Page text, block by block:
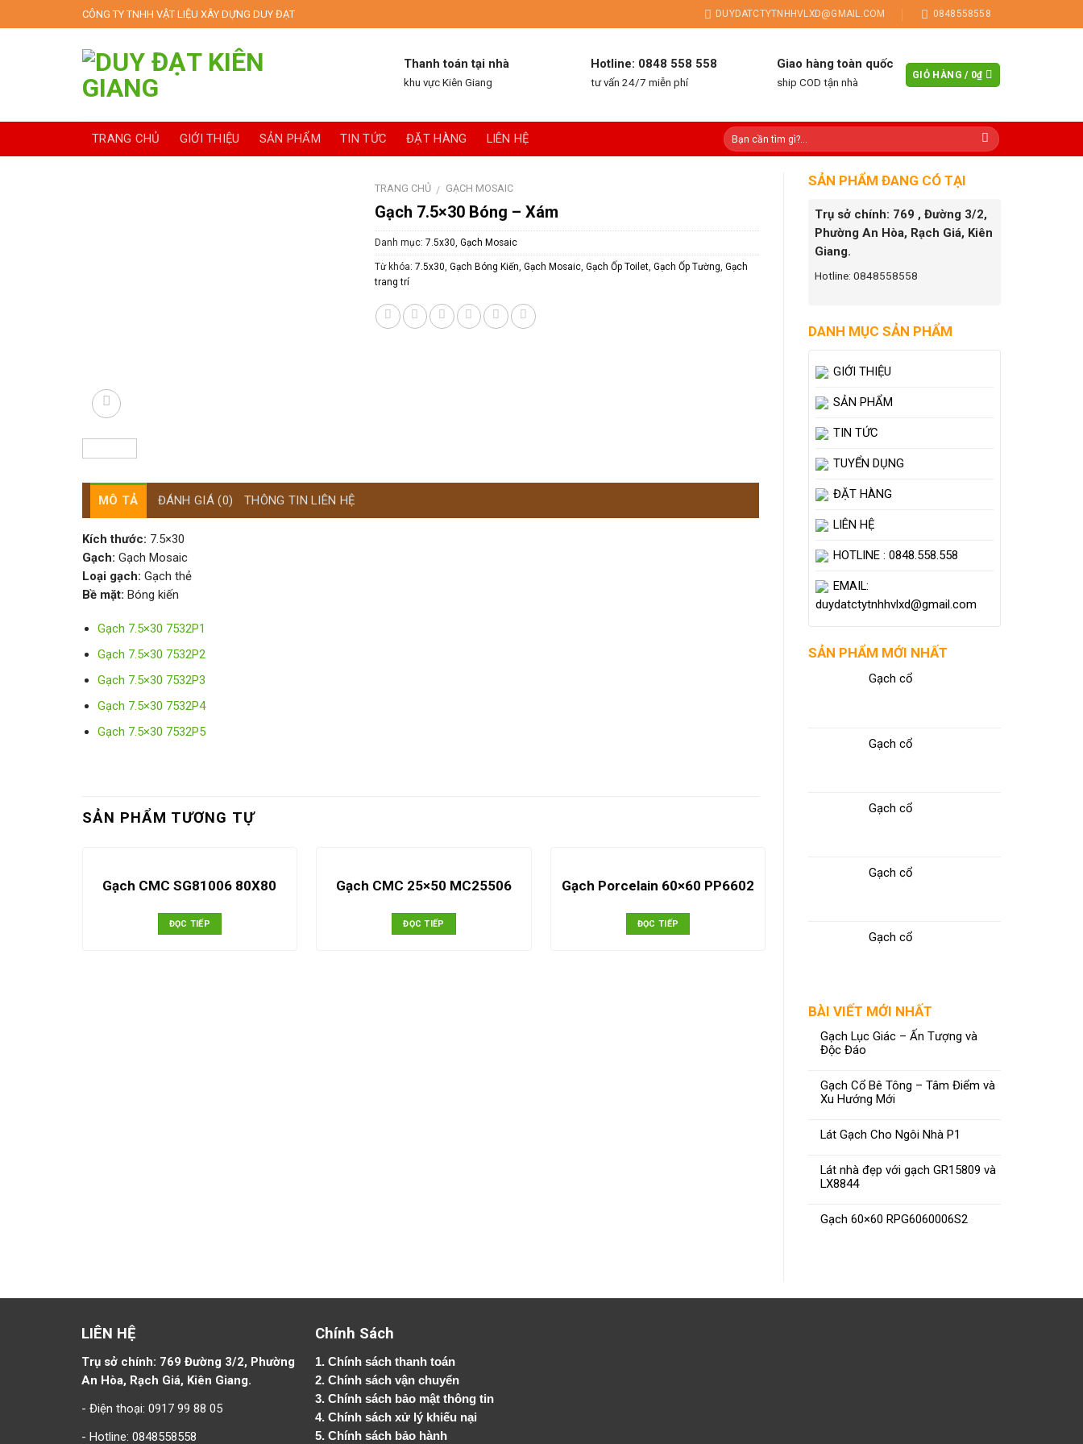
to
CÔNG TY TNHH VẬT LIỆU XÂY DỰNG DUY ĐẠT DUYDATCTYTNHHVLXD@GMAIL.COM 0848558558
Thanh toán tại nhà
khu vực Kiên Giang
Hotline: 0848 558 558
tư vấn 24/7 miễn phí
Giao hàng toàn quốc
ship COD tận nhà
GIỎ HÀNG / 0₫
TRANG CHỦ GIỚI THIỆU SẢN PHẨM TIN TỨC ĐẶT HÀNG LIÊN HỆ
TRANG CHỦ / GẠCH MOSAIC
Gạch 7.5×30 Bóng – Xám
Danh mục: 7.5x30, Gạch Mosaic
Từ khóa: 7.5x30, Gạch Bóng Kiến, Gạch Mosaic, Gạch Ốp Toilet, Gạch Ốp Tường, Gạch
trang trí
MÔ TẢ ĐÁNH GIÁ (0) THÔNG TIN LIÊN HỆ
Kích thước: 7.5×30
Gạch: Gạch Mosaic
Loại gạch: Gạch thẻ
Bề mặt: Bóng kiến
Gạch 7.5×30 7532P1
Gạch 7.5×30 7532P2
Gạch 7.5×30 7532P3
Gạch 7.5×30 7532P4
Gạch 7.5×30 7532P5
SẢN PHẨM TƯƠNG TỰ
Gạch CMC SG81006 80X80
ĐỌC TIẾP
Gạch CMC 25×50 MC25506
ĐỌC TIẾP
Gạch Porcelain 60×60 PP6602
ĐỌC TIẾP
Gạch 60×60 CMC GX6814
SẢN PHẨM ĐANG CÓ TẠI
Trụ sở chính: 769 , Đường 3/2,
Phường An Hòa, Rạch Giá, Kiên
Giang.
Hotline: 0848558558
DANH MỤC SẢN PHẨM
GIỚI THIỆU
SẢN PHẨM
TIN TỨC
TUYỂN DỤNG
ĐẶT HÀNG
LIÊN HỆ
HOTLINE : 0848.558.558
EMAIL:
duydatctytnhhvlxd@gmail.com
SẢN PHẨM MỚI NHẤT
Gạch cổ
Gạch cổ
Gạch cổ
Gạch cổ
Gạch cổ
BÀI VIẾT MỚI NHẤT
Gạch Lục Giác – Ấn Tượng và
Độc Đáo
Gạch Cổ Bê Tông – Tâm Điểm và
Xu Hướng Mới
Lát Gạch Cho Ngôi Nhà P1
Lát nhà đẹp với gạch GR15809 và
LX8844
Gạch 60×60 RPG6060006S2
LIÊN HỆ
Trụ sở chính: 769 Đường 3/2, Phường
An Hòa, Rạch Giá, Kiên Giang.
- Điện thoại: 0917 99 88 05
- Hotline: 0848558558
Chính Sách
1.Chính sách thanh toán
2.Chính sách vận chuyển
3. Chính sách bảo mật thông tin
4.Chính sách xử lý khiếu nại
5.Chính sách bảo hành